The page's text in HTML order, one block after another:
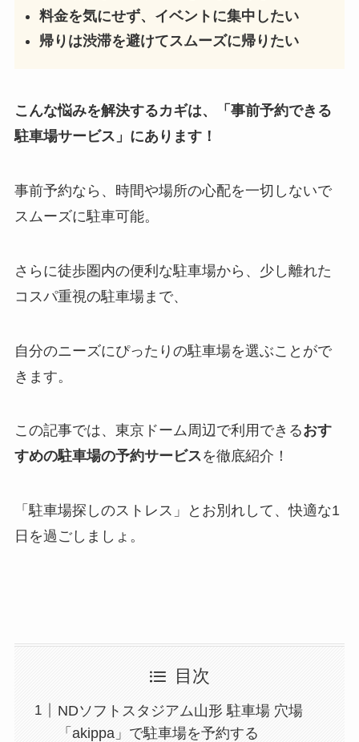
料金を気にせず、イベントに集中したい
帰りは渋滞を避けてスムーズに帰りたい
こんな悩みを解決するカギは、「事前予約できる
駐車場サービス」にあります！
事前予約なら、時間や場所の心配を一切しないで
スムーズに駐車可能。
さらに徒歩圏内の便利な駐車場から、少し離れた
コスパ重視の駐車場まで、
自分のニーズにぴったりの駐車場を選ぶことがで
きます。
この記事では、東京ドーム周辺で利用できるおす
すめの駐車場の予約サービスを徹底紹介！
「駐車場探しのストレス」とお別れして、快適な1
日を過ごしましょ。
目次
NDソフトスタジアム山形 駐車場 穴場
「akippa」で駐車場を予約する